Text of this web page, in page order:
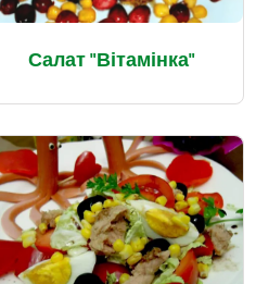
Салат "Вітамінка"